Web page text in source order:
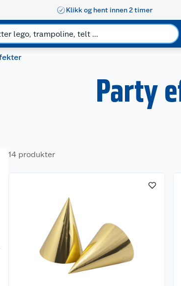
Klikk og hent innen 2 timer
Party
14 produkter